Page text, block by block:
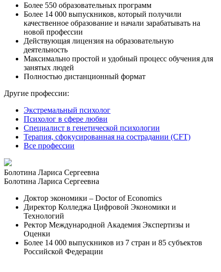
Более 550 образовательных программ
Более 14 000 выпускников, который получили
качественное образование и начали зарабатывать на
новой профессии
Действующая лицензия на образовательную
деятельность
Максимально простой и удобный процесс обучения для
занятых людей
Полностью дистанционный формат
Другие профессии:
Экстремальный психолог
Психолог в сфере любви
Специалист в генетической психологии
Терапия, сфокусированная на сострадании (CFT)
Все профессии
Болотина Лариса Сергеевна
Болотина Лариса Сергеевна
Доктор экономики – Doctor of Economics
Директор Колледжа Цифровой Экономики и
Технологий
Ректор Международной Академия Экспертизы и
Оценки
Более 14 000 выпускников из 7 стран и 85 субъектов
Российской Федерации